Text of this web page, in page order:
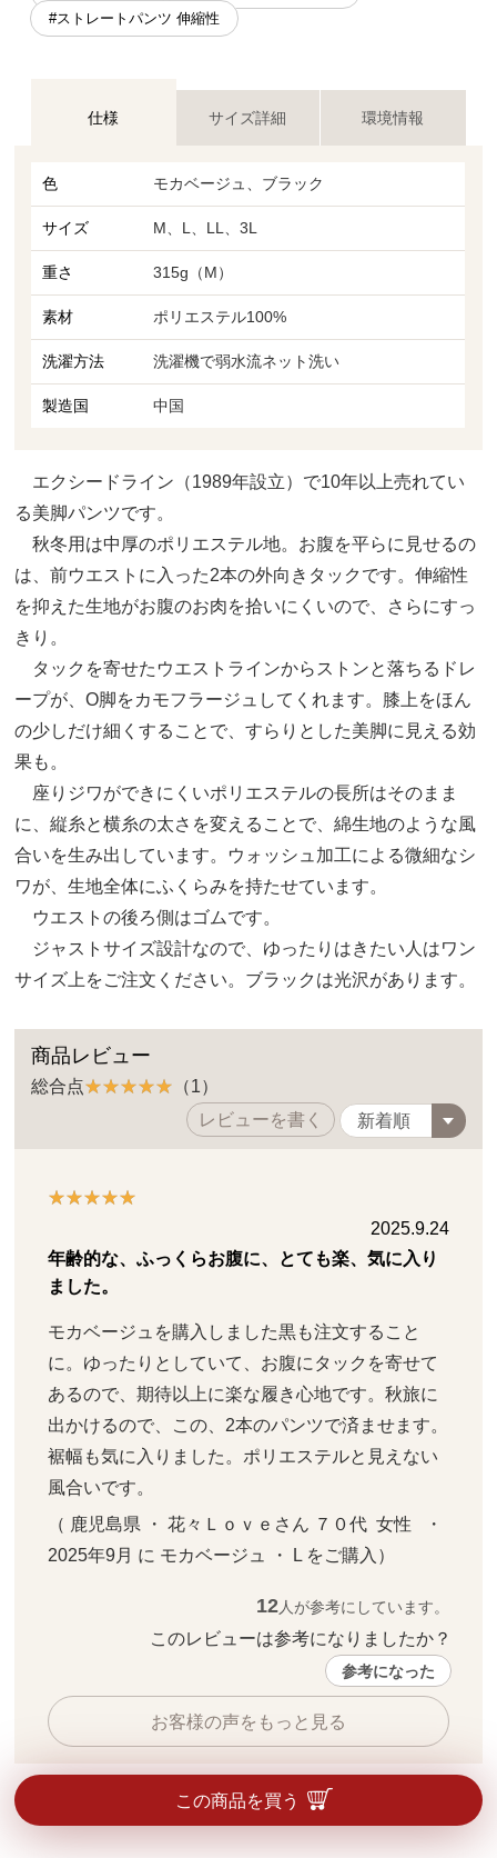
#ストレートパンツ 伸縮性
仕様 サイズ詳細 環境情報
色 モカベージュ、ブラック
サイズ M、L、LL、3L
重さ 315g（M）
素材 ポリエステル100%
洗濯方法 洗濯機で弱水流ネット洗い
製造国 中国
エクシードライン（1989年設立）で10年以上売れてい
る美脚パンツです。
秋冬用は中厚のポリエステル地。お腹を平らに見せるの
は、前ウエストに入った2本の外向きタックです。伸縮性
を抑えた生地がお腹のお肉を拾いにくいので、さらにすっ
きり。
タックを寄せたウエストラインからストンと落ちるドレ
ープが、O脚をカモフラージュしてくれます。膝上をほん
の少しだけ細くすることで、すらりとした美脚に見える効
果も。
座りジワができにくいポリエステルの長所はそのまま
に、縦糸と横糸の太さを変えることで、綿生地のような風
合いを生み出しています。ウォッシュ加工による微細なシ
ワが、生地全体にふくらみを持たせています。
ウエストの後ろ側はゴムです。
ジャストサイズ設計なので、ゆったりはきたい人はワン
サイズ上をご注文ください。ブラックは光沢があります。
商品レビュー
総合点
（1）
レビューを書く
2025.9.24
年齢的な、ふっくらお腹に、とても楽、気に入り
ました。
モカベージュを購入しました黒も注文すること
に。ゆったりとしていて、お腹にタックを寄せて
あるので、期待以上に楽な履き心地です。秋旅に
出かけるので、この、2本のパンツで済ませます。
裾幅も気に入りました。ポリエステルと見えない
風合いです。
（ 鹿児島県 ・ 花々Ｌｏｖｅさん ７０代  女性   ・
2025年9月 に モカベージュ ・ L をご購入）
12人が参考にしています。
このレビューは参考になりましたか？
参考になった
お客様の声をもっと見る
この商品を買う